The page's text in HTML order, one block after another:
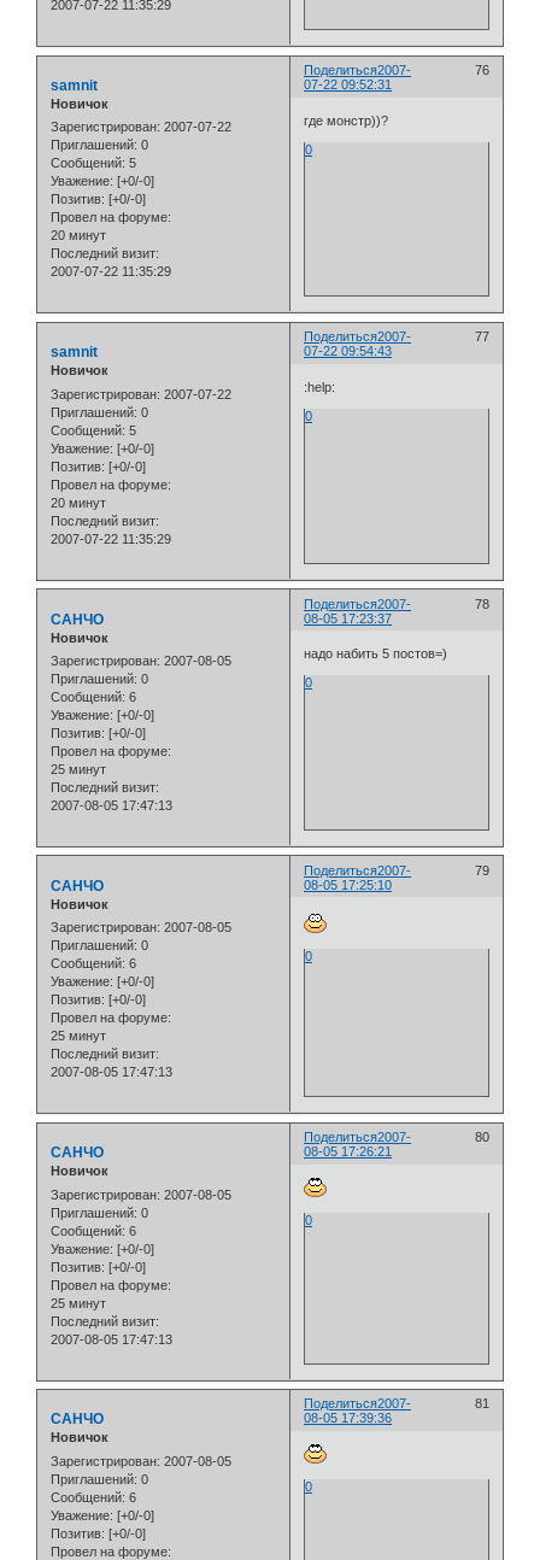
2007-07-22 11:35:29
Поделиться 76
2007-
07-22 09:52:31
samnit
Новичок
Зарегистрирован: 2007-07-22
Приглашений: 0
Сообщений: 5
Уважение: [+0/-0]
Позитив: [+0/-0]
Провел на форуме:
20 минут
Последний визит:
2007-07-22 11:35:29
где монстр))?
0
Поделиться 77
2007-
07-22 09:54:43
samnit
Новичок
Зарегистрирован: 2007-07-22
Приглашений: 0
Сообщений: 5
Уважение: [+0/-0]
Позитив: [+0/-0]
Провел на форуме:
20 минут
Последний визит:
2007-07-22 11:35:29
:help:
0
Поделиться 78
2007-
08-05 17:23:37
САНЧО
Новичок
Зарегистрирован: 2007-08-05
Приглашений: 0
Сообщений: 6
Уважение: [+0/-0]
Позитив: [+0/-0]
Провел на форуме:
25 минут
Последний визит:
2007-08-05 17:47:13
надо набить 5 постов=)
0
Поделиться 79
2007-
08-05 17:25:10
САНЧО
Новичок
Зарегистрирован: 2007-08-05
Приглашений: 0
Сообщений: 6
Уважение: [+0/-0]
Позитив: [+0/-0]
Провел на форуме:
25 минут
Последний визит:
2007-08-05 17:47:13
0
Поделиться 80
2007-
08-05 17:26:21
САНЧО
Новичок
Зарегистрирован: 2007-08-05
Приглашений: 0
Сообщений: 6
Уважение: [+0/-0]
Позитив: [+0/-0]
Провел на форуме:
25 минут
Последний визит:
2007-08-05 17:47:13
0
Поделиться 81
2007-
08-05 17:39:36
САНЧО
Новичок
Зарегистрирован: 2007-08-05
Приглашений: 0
Сообщений: 6
Уважение: [+0/-0]
Позитив: [+0/-0]
Провел на форуме:
0